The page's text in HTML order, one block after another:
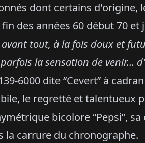
dont certains d'origine,
des années 60 début 70
tout, à la fois doux et
la sensation de venir…
6000 dite “Cevert” à
le regretté et talentueux
bicolore “Pepsi”,
la carrure du chronographe.